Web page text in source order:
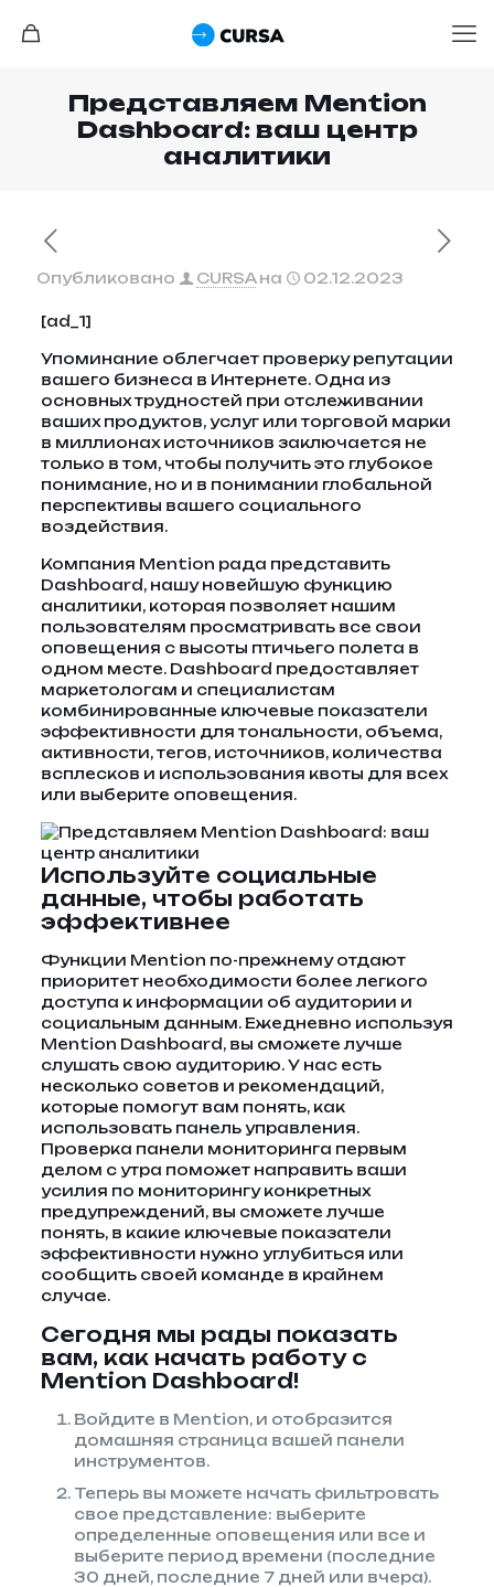
Представляем Mention
Dashboard: ваш центр
аналитики
Опубликовано CURSA на 02.12.2023
[ad_1]
Упоминание облегчает проверку репутации
вашего бизнеса в Интернете. Одна из
основных трудностей при отслеживании
ваших продуктов, услуг или торговой марки
в миллионах источников заключается не
только в том, чтобы получить это глубокое
понимание, но и в понимании глобальной
перспективы вашего социального
воздействия.
Компания Mention рада представить
Dashboard, нашу новейшую функцию
аналитики, которая позволяет нашим
пользователям просматривать все свои
оповещения с высоты птичьего полета в
одном месте. Dashboard предоставляет
маркетологам и специалистам
комбинированные ключевые показатели
эффективности для тональности, объема,
активности, тегов, источников, количества
всплесков и использования квоты для всех
или выберите оповещения.
Используйте социальные
данные, чтобы работать
эффективнее
Функции Mention по-прежнему отдают
приоритет необходимости более легкого
доступа к информации об аудитории и
социальным данным. Ежедневно используя
Mention Dashboard, вы сможете лучше
слушать свою аудиторию. У нас есть
несколько советов и рекомендаций,
которые помогут вам понять, как
использовать панель управления.
Проверка панели мониторинга первым
делом с утра поможет направить ваши
усилия по мониторингу конкретных
предупреждений, вы сможете лучше
понять, в какие ключевые показатели
эффективности нужно углубиться или
сообщить своей команде в крайнем
случае.
Сегодня мы рады показать
вам, как начать работу с
Mention Dashboard!
Войдите в Mention, и отобразится
домашняя страница вашей панели
инструментов.
Теперь вы можете начать фильтровать
свое представление: выберите
определенные оповещения или все и
выберите период времени (последние
30 дней, последние 7 дней или вчера).